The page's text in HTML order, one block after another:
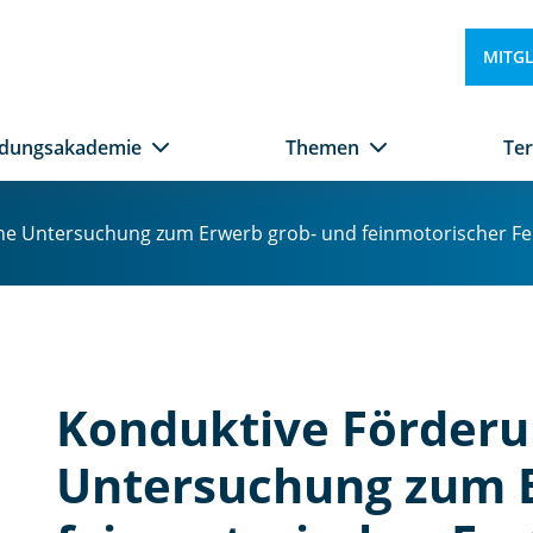
Themen
Untersuchung zum Erwerb grob- und feinmotorischer
Konduktive
Untersuchung zum
h
u
z
e
r
b
g